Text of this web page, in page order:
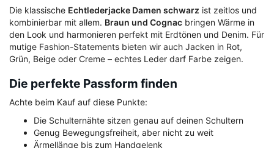
Die klassische Echtlederjacke Damen schwarz ist zeitlos und
kombinierbar mit allem. Braun und Cognac bringen Wärme in
den Look und harmonieren perfekt mit Erdtönen und Denim. Für
mutige Fashion-Statements bieten wir auch Jacken in Rot,
Grün, Beige oder Creme – echtes Leder darf Farbe zeigen.
Die perfekte Passform finden
Achte beim Kauf auf diese Punkte:
Die Schulternähte sitzen genau auf deinen Schultern
Genug Bewegungsfreiheit, aber nicht zu weit
Ärmellänge bis zum Handgelenk